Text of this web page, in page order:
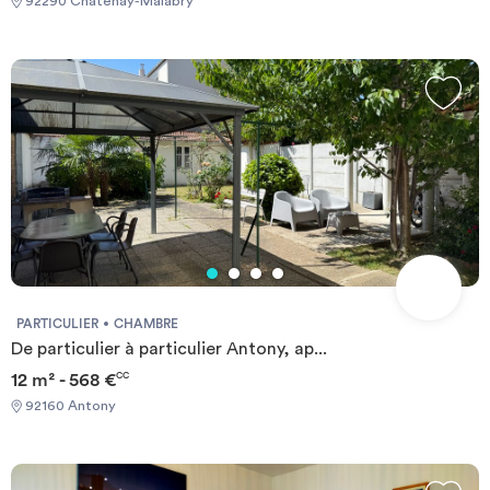
RL0330ULes informations sur les risques auxquels ce bien est
exposé sont disponibles sur le site Géorisques :
www.georisques.gouv.frMontant estimé des dépenses annuelles
d'énergie pour un usage standard : 1185 € par an.Prix moyens des
énergies indexés sur l'année 2021 (abonnements compris)
Required documents: - Financial guarantee - Identity Card -
Reason for impermanence Documents requis: - Garanties
financières - Carte d'identité - Motif du transfert / transitoire
PARTICULIER CHAMBRE
De particulier à particulier Antony, ap...
12 m² - 568 €CC
92160 Antony